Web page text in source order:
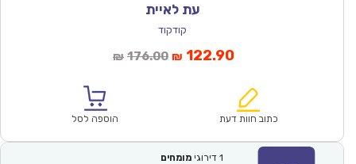
עת לאיית
קודקוד
₪ 176.00המחיר
₪176.00.
₪ 122.90המחיר
הוא:
כתוב חוות דעת הוספה לסל
1 דירוגי מומחים